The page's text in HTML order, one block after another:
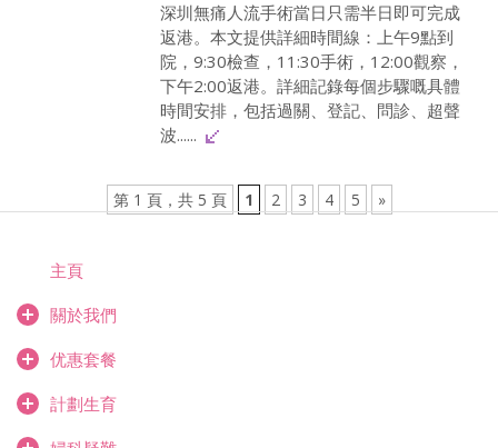
深圳無痛人流手術當日只需半日即可完成
返港。本文提供詳細時間線：上午9點到
院，9:30檢查，11:30手術，12:00觀察，
下午2:00返港。詳細記錄每個步驟嘅具體
時間安排，包括過關、登記、問診、超聲
波......
第 1 頁，共 5 頁 1 2 3 4 5 »
主頁
關於我們
优惠套餐
計劃生育